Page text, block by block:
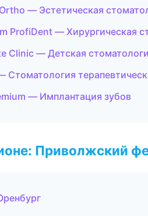
— Эстетическая
ProfiDent — Хирургическая
Clinic — Детская
— Имплантация зубов
Приволжский